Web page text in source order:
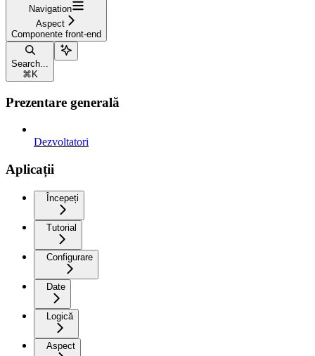
Navigation
Aspect
Componente front-end
Search...
⌘ K
Prezentare generală
Dezvoltatori
Aplicații
Începeți
Tutorial
Configurare
Date
Logică
Aspect